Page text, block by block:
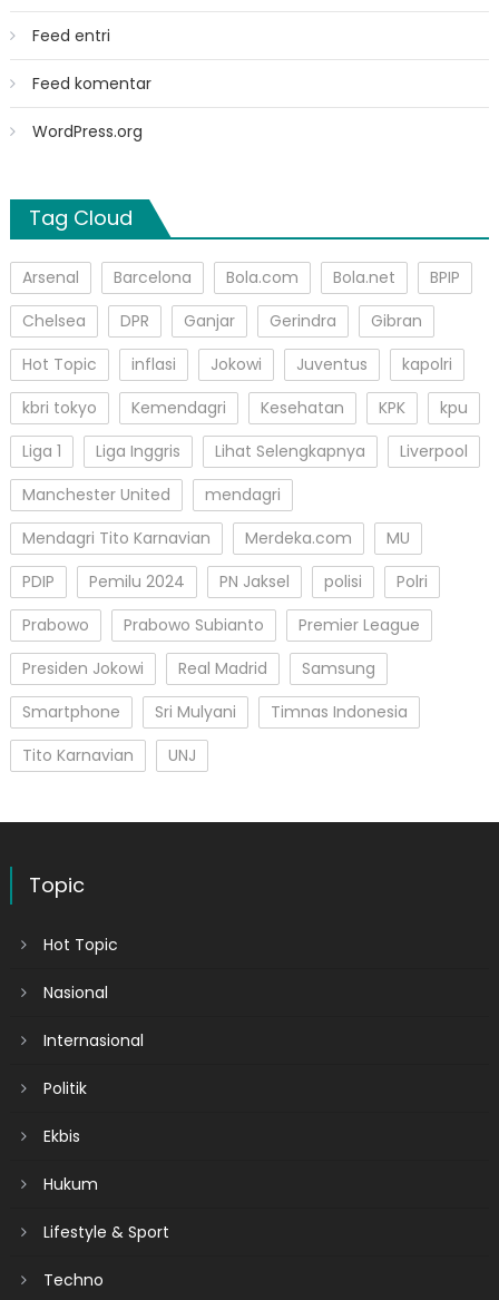
Feed entri
Feed komentar
WordPress.org
Tag Cloud
Arsenal Barcelona Bola.com Bola.net
BPIP
Chelsea
DPR Ganjar Gerindra
Gibran
Hot Topic
inflasi Jokowi Juventus
kapolri
kbri tokyo
Kemendagri Kesehatan KPK
kpu
Liga 1
Liga Inggris Lihat Selengkapnya
Liverpool
Manchester United
mendagri
Mendagri Tito Karnavian
Merdeka.com
MU
PDIP
Pemilu 2024 PN Jaksel polisi
Polri
Prabowo
Prabowo Subianto
Premier League
Presiden Jokowi
Real Madrid
Samsung
Smartphone
Sri Mulyani
Timnas Indonesia
Tito Karnavian
UNJ
Topic
Hot Topic
Nasional
Internasional
Politik
Ekbis
Hukum
Lifestyle & Sport
Techno